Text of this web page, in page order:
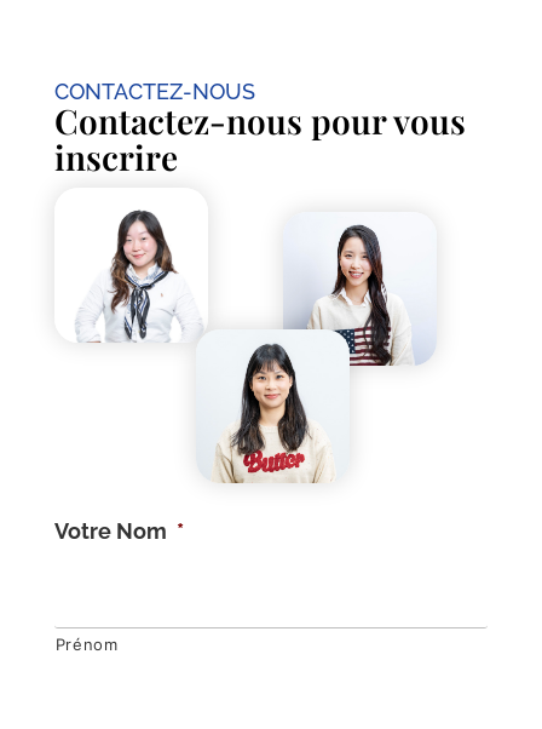
CONTACTEZ-NOUS
Contactez-nous pour vous
inscrire
Votre Nom *
Prénom